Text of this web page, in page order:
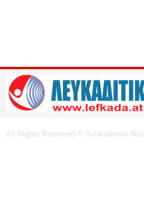
All Rights Reserved © Λευκαδίτικα Νέα